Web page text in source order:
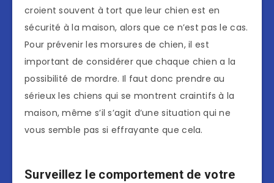
croient souvent à tort que leur chien est en
sécurité à la maison, alors que ce n’est pas le cas.
Pour prévenir les morsures de chien, il est
important de considérer que chaque chien a la
possibilité de mordre. Il faut donc prendre au
sérieux les chiens qui se montrent craintifs à la
maison, même s’il s’agit d’une situation qui ne
vous semble pas si effrayante que cela.
Surveillez le comportement de votre